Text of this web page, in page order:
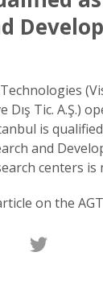
Dış Tic. A.Ş.)
is
and
centers is
on the